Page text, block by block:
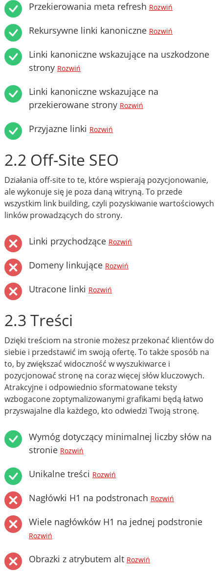
Przekierowania meta refresh Rozwiń
Rekursywne linki kanoniczne Rozwiń
Linki kanoniczne wskazujące na uszkodzone
strony Rozwiń
Linki kanoniczne wskazujące na
przekierowane strony Rozwiń
Przyjazne linki Rozwiń
2.2 Off-Site SEO
Działania off-site to te, które wspierają pozycjonowanie,
ale wykonuje się je poza daną witryną. To przede
wszystkim link building, czyli pozyskiwanie wartościowych
linków prowadzących do strony.
Linki przychodzące Rozwiń
Domeny linkujące Rozwiń
Utracone linki Rozwiń
2.3 Treści
Dzięki treściom na stronie możesz przekonać klientów do
siebie i przedstawić im swoją ofertę. To także sposób na
to, by zwiększać widoczność w wyszukiwarce i
pozycjonować stronę na coraz więcej słów kluczowych.
Atrakcyjne i odpowiednio sformatowane teksty
wzbogacone zoptymalizowanymi grafikami będą łatwo
przyswajalne dla każdego, kto odwiedzi Twoją stronę.
Wymóg dotyczący minimalnej liczby słów na
stronie Rozwiń
Unikalne treści Rozwiń
Nagłówki H1 na podstronach Rozwiń
Wiele nagłówków H1 na jednej podstronie
Rozwiń
Obrazki z atrybutem alt Rozwiń